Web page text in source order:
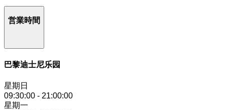
営業時間
巴黎迪士尼乐园
星期日
09:30:00 - 21:00:00
星期一